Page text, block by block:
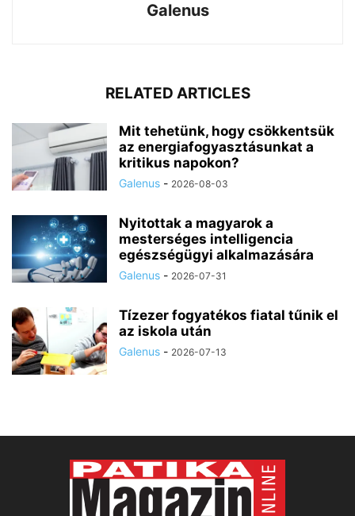
Galenus
RELATED ARTICLES
Mit tehetünk, hogy csökkentsük
az energiafogyasztásunkat a
kritikus napokon?
Galenus - 2026-08-03
Nyitottak a magyarok a
mesterséges intelligencia
egészségügyi alkalmazására
Galenus - 2026-07-31
Tízezer fogyatékos fiatal tűnik el
az iskola után
Galenus - 2026-07-13